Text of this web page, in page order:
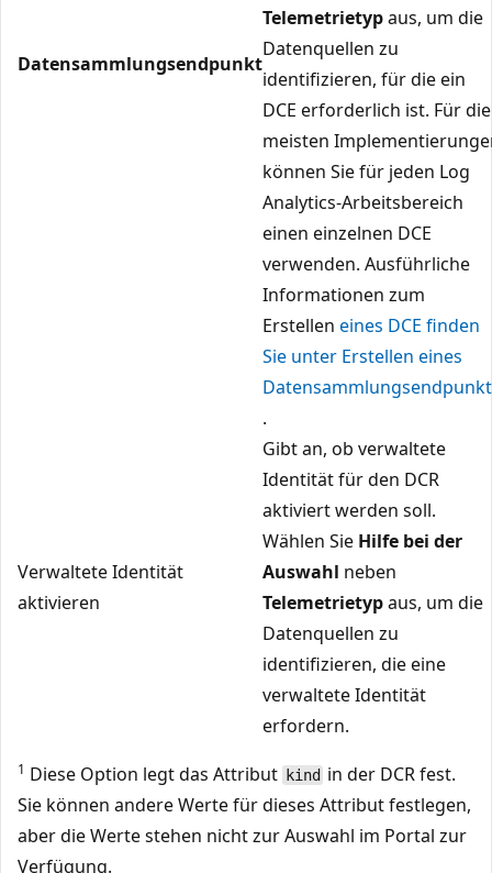
Datensammlungsendpunkt
Telemetrietypaus, um die
Datenquellen zu
identifizieren, für die ein
DCE erforderlich ist. Für die
meisten
können Sie für jeden Log
Analytics-Arbeitsbereich
einen einzelnen DCE
verwenden. Ausführliche
Informationen zum
Erstellen eines DCE finden
Sie unter Erstellen eines
.
Verwaltete Identität
aktivieren
Gibt an, ob verwaltete
Identität für den DCR
aktiviert werden soll.
Wählen Sie Hilfe bei der
Auswahl neben
Telemetrietypaus, um die
Datenquellen zu
identifizieren, die eine
verwaltete Identität
erfordern.
1 Diese Option legt das Attribut kind in der DCR fest.
Sie können andere Werte für dieses Attribut festlegen,
aber die Werte stehen nicht zur Auswahl im Portal zur
Verfügung.